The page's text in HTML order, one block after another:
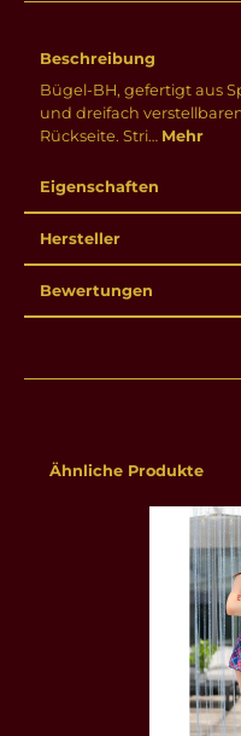
Beschreibung
Bügel-BH, gefertigt aus
und dreifach
Rückseite. Stri… Mehr
Eigenschaften
Hersteller
Bewertungen
Produktgalerie
Ähnliche Produkte